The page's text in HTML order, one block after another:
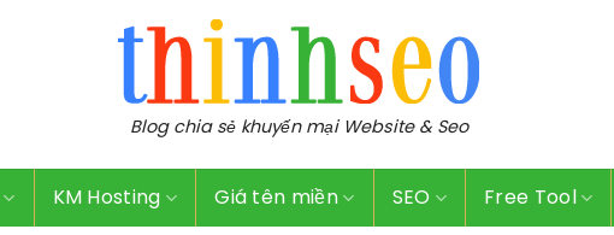
Blog chia sẻ khuyến mại Website & Seo
KM Hosting Giá tên miền SEO Free Tool